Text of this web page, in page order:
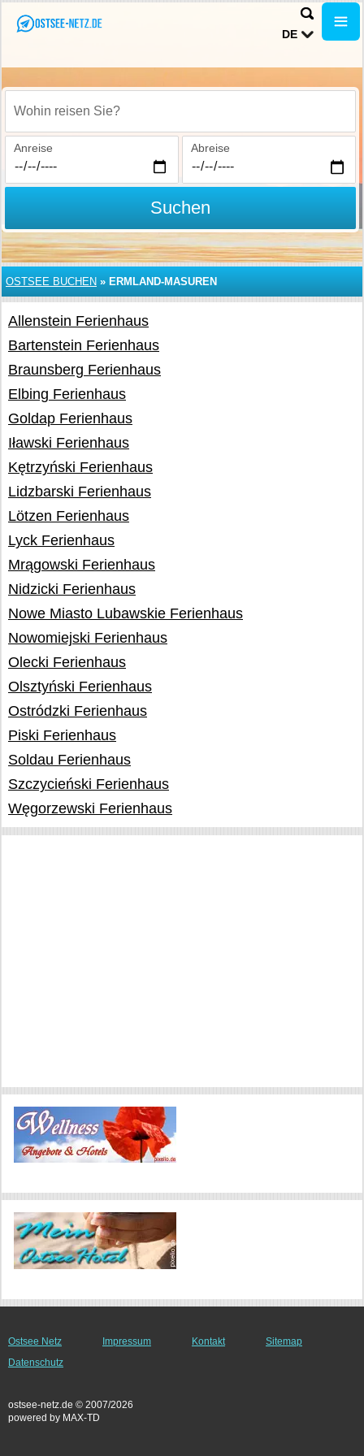
DE
Wohin reisen Sie?
Anreise Abreise
Suchen
OSTSEE BUCHEN » ERMLAND-MASUREN
Allenstein Ferienhaus
Bartenstein Ferienhaus
Braunsberg Ferienhaus
Elbing Ferienhaus
Goldap Ferienhaus
Iławski Ferienhaus
Kętrzyński Ferienhaus
Lidzbarski Ferienhaus
Lötzen Ferienhaus
Lyck Ferienhaus
Mrągowski Ferienhaus
Nidzicki Ferienhaus
Nowe Miasto Lubawskie Ferienhaus
Nowomiejski Ferienhaus
Olecki Ferienhaus
Olsztyński Ferienhaus
Ostródzki Ferienhaus
Piski Ferienhaus
Soldau Ferienhaus
Szczycieński Ferienhaus
Węgorzewski Ferienhaus
Ostsee Netz Impressum Kontakt
Sitemap
Datenschutz
ostsee-netz.de © 2007/2026
powered by MAX-TD